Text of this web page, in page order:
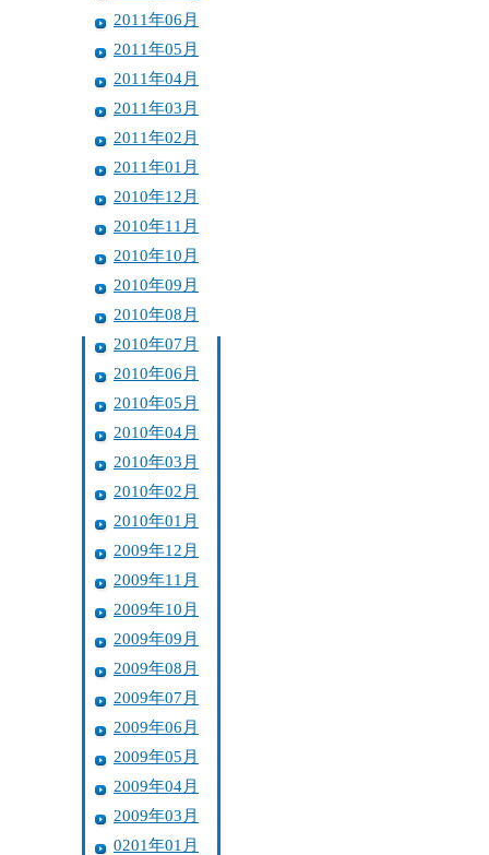
2011年06月
2011年05月
2011年04月
2011年03月
2011年02月
2011年01月
2010年12月
2010年11月
2010年10月
2010年09月
2010年08月
2010年07月
2010年06月
2010年05月
2010年04月
2010年03月
2010年02月
2010年01月
2009年12月
2009年11月
2009年10月
2009年09月
2009年08月
2009年07月
2009年06月
2009年05月
2009年04月
2009年03月
0201年01月